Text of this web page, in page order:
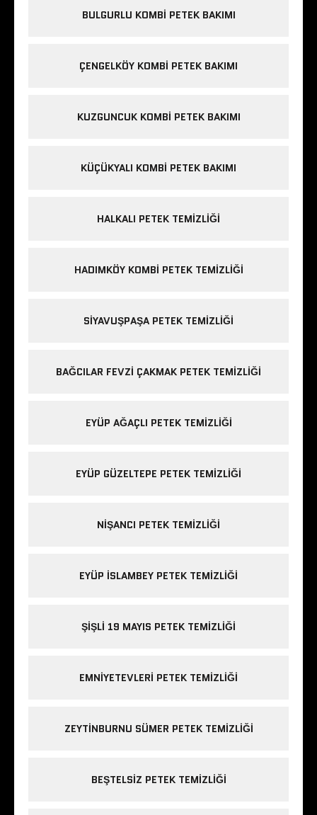
BULGURLU KOMBI PETEK BAKIMI
ÇENGELKÖY KOMBI PETEK BAKIMI
KUZGUNCUK KOMBI PETEK BAKIMI
KÜÇÜKYALI KOMBI PETEK BAKIMI
HALKALI PETEK TEMIZLIĞI
HADIMKÖY KOMBI PETEK TEMIZLIĞI
SIYAVUŞPAŞA PETEK TEMIZLIĞI
BAĞCILAR FEVZI ÇAKMAK PETEK TEMIZLIĞI
EYÜP AĞAÇLI PETEK TEMIZLIĞI
EYÜP GÜZELTEPE PETEK TEMIZLIĞI
NIŞANCI PETEK TEMIZLIĞI
EYÜP ISLAMBEY PETEK TEMIZLIĞI
ŞIŞLI 19 MAYIS PETEK TEMIZLIĞI
EMNIYETEVLERI PETEK TEMIZLIĞI
ZEYTINBURNU SÜMER PETEK TEMIZLIĞI
BEŞTELSIZ PETEK TEMIZLIĞI